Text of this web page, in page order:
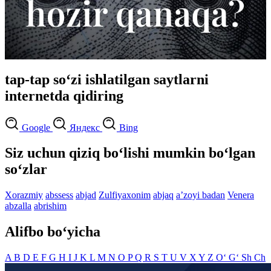
tap-tap so‘zi ishlatilgan saytlarni
internetda qidiring
Google Яндекс Bing
Siz uchun qiziq bo‘lishi mumkin bo‘lgan
so‘zlar
Xorazmiy abssess abjad Zulfiyaxonim abjaq aʼzoyi badan Venera
abzalla abrishim
Alifbo bo‘yicha
A B D E F G H I J K L M N O PQ R S T U V X Y Z O‘ G‘ Sh Ch